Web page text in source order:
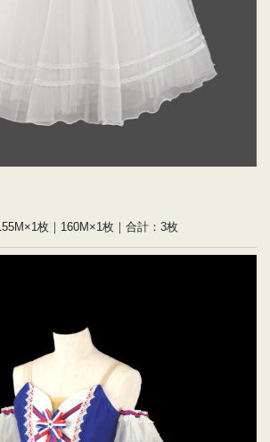
枚｜160M×1枚｜合計：3枚